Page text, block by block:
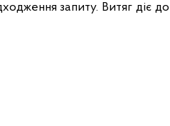
запиту. Витяг діє до